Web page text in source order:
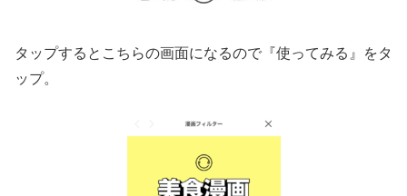
タップするとこちらの画面になるので『使ってみる』をタ
ップ。